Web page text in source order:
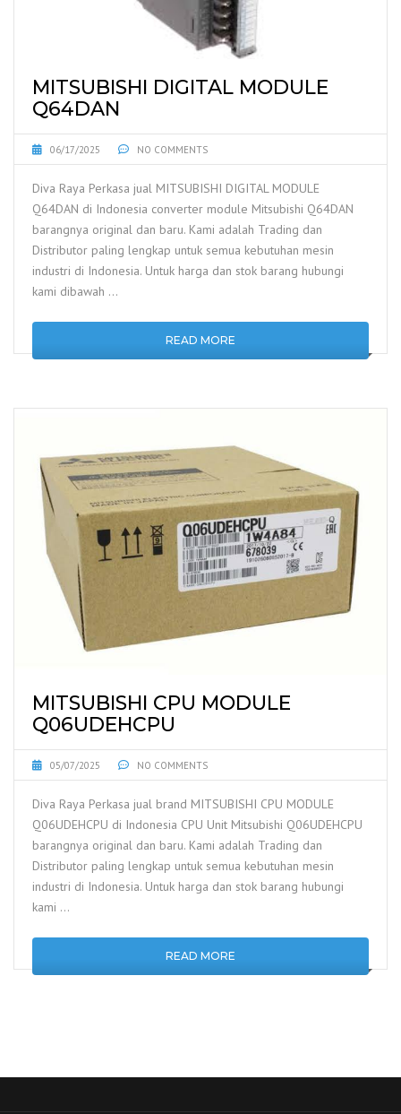
MITSUBISHI DIGITAL MODULE
Q64DAN
06/17/2025 NO COMMENTS
Diva Raya Perkasa jual MITSUBISHI DIGITAL MODULE
Q64DAN di Indonesia converter module Mitsubishi Q64DAN
barangnya original dan baru. Kami adalah Trading dan
Distributor paling lengkap untuk semua kebutuhan mesin
industri di Indonesia. Untuk harga dan stok barang hubungi
kami dibawah …
READ MORE
MITSUBISHI CPU MODULE
Q06UDEHCPU
05/07/2025 NO COMMENTS
Diva Raya Perkasa jual brand MITSUBISHI CPU MODULE
Q06UDEHCPU di Indonesia CPU Unit Mitsubishi Q06UDEHCPU
barangnya original dan baru. Kami adalah Trading dan
Distributor paling lengkap untuk semua kebutuhan mesin
industri di Indonesia. Untuk harga dan stok barang hubungi
kami …
READ MORE